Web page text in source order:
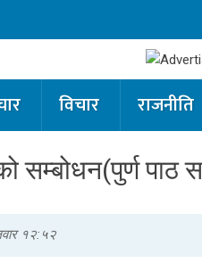
विचार राजनीति
सम्बोधन(पुर्ण पाठ
१२:५२